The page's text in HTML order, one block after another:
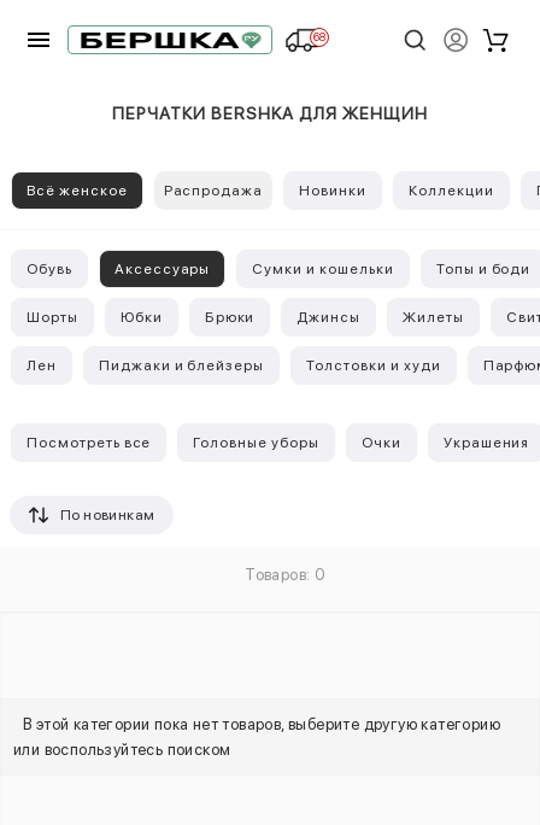
68
ПЕРЧАТКИ BERSHKA ДЛЯ ЖЕНЩИН
Всё женское Распродажа Новинки Коллекции
Обувь Аксессуары Сумки и кошельки Топы и боди
Шорты Юбки Брюки Джинсы Жилеты
Лен Пиджаки и блейзеры Толстовки и худи
Посмотреть все Головные уборы Очки Украшения
По новинкам
Товаров: 0
В этой категории пока нет товаров, выберите другую категорию
или воспользуйтесь поиском